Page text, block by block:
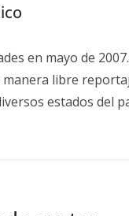
en mayo de
libre
estados del